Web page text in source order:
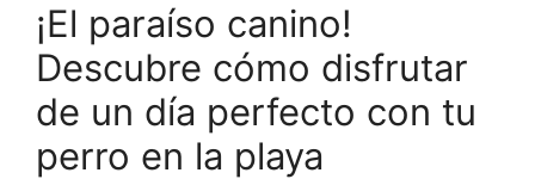
¡El paraíso canino!
Descubre cómo disfrutar
de un día perfecto con tu
perro en la playa